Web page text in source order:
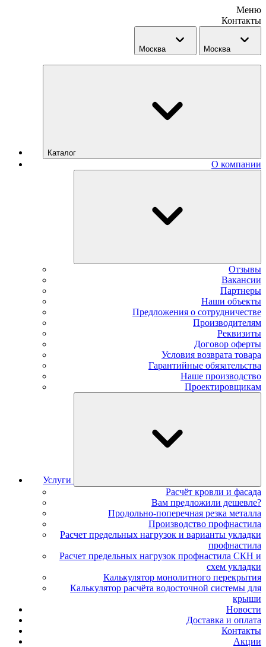
Меню
Контакты
Москва Москва
Каталог
О компании
Отзывы
Вакансии
Партнеры
Наши объекты
Предложения о сотрудничестве
Производителям
Реквизиты
Договор оферты
Условия возврата товара
Гарантийные обязательства
Наше производство
Проектировщикам
Услуги
Расчёт кровли и фасада
Вам предложили дешевле?
Продольно-поперечная резка металла
Производство профнастила
Расчет предельных нагрузок и варианты укладки
профнастила
Расчет предельных нагрузок профнастила СКН и
схем укладки
Калькулятор монолитного перекрытия
Калькулятор расчёта водосточной системы для
крыши
Новости
Доставка и оплата
Контакты
Акции